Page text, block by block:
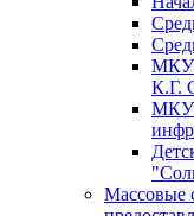
К.Г.
МКУ
Массовые